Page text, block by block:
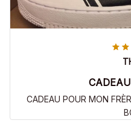
CADEAU POUR MON